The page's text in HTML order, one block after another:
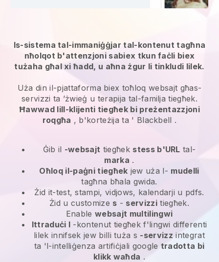
Is-sistema tal-immaniġġjar tal-kontenut tagħna
nħolqot b'attenzjoni sabiex tkun faċli biex
tużaha għal xi ħadd, u aħna żgur li tinkludi lilek.
Uża din il-pjattaforma biex toħloq websajt għas-
servizzi ta ’żwieġ u terapija tal-familja tiegħek.
Ħawwad lill-klijenti tiegħek bi preżentazzjoni
roqgħa , b'korteżija ta ' Blackbell .
Ġib il -websajt tiegħek stess b'URL tal-
marka .
Oħloq il-paġni tiegħek jew uża l- mudelli
tagħna bħala gwida.
Żid it-test, stampi, vidjows, kalendarji u pdfs.
Żid u customize s - servizzi tiegħek.
Enablewebsajt multilingwi
Ittraduċi l -kontenut tiegħek f'lingwi differenti
lilek innifsek jew billi tuża s -servizz integrat
ta 'l-intelliġenza artifiċjali google tradotta bi
klikk waħda .